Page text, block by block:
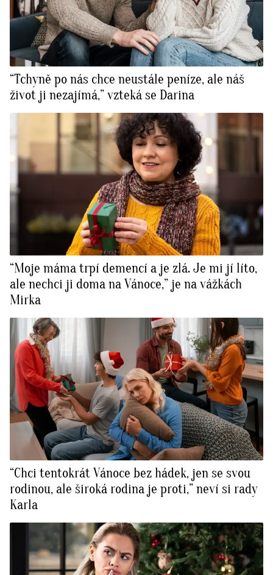
“Tchyně po nás chce neustále peníze, ale náš
život ji nezajímá,” vzteká se Darina
“Moje máma trpí demencí a je zlá. Je mi jí líto,
ale nechci ji doma na Vánoce,” je na vážkách
Mirka
“Chci tentokrát Vánoce bez hádek, jen se svou
rodinou, ale široká rodina je proti,” neví si rady
Karla